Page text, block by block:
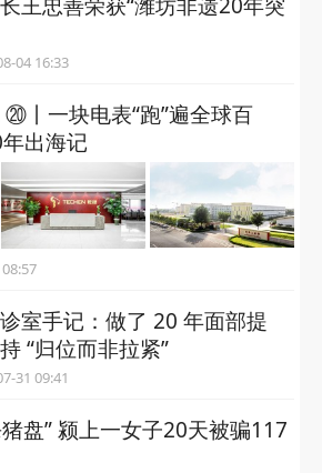
网 2026-08-04 16:33
丨一块电表“跑”遍全球百
出海记
04 08:57
室手记：做了 20 年面部提
“归位而非拉紧”
网 2026-07-31 09:41
猪盘” 颍上一女子20天被骗117